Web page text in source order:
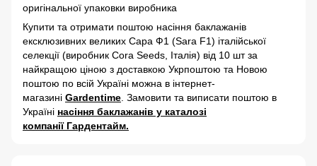
оригінальної упаковки виробника
Купити та отримати поштою насіння баклажанів
ексклюзивних великих Сара Ф1 (Sara F1) італійської
селекції (виробник Cora Seeds, Італія) від 10 шт за
найкращою ціною з доставкою Укрпоштою та Новою
поштою по всій Україні можна в інтернет-
магазині Gardentime . Замовити та виписати поштою в
Україні насіння баклажанів у каталозі
компанії Гардентайм.